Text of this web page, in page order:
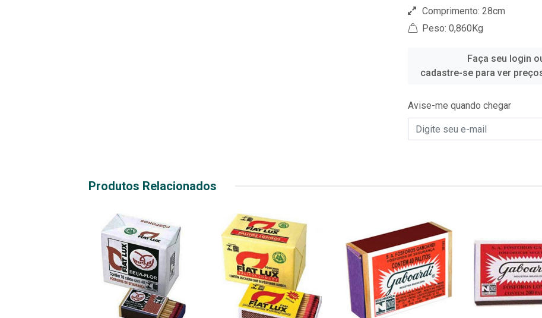
Comprimento: 28cm
Peso: 0,860Kg
Faça seu login
cadastre-se para ver
Avise-me quando chegar
Produtos Relacionados